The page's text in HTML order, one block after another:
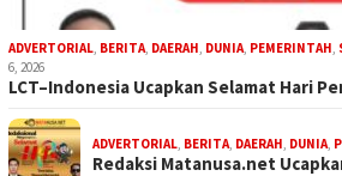
ADVERTORIAL BERITA DAERAH DUNIA PEMERINTAH
6, 2026
LCT–Indonesia Ucapkan Selamat Hari
ADVERTORIAL BERITA DAERAH DUNIA
Redaksi Matanusa.net